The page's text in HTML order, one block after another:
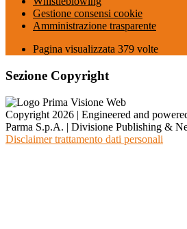
Gestione consensi cookie
Amministrazione trasparente
Pagina visualizzata 379 volte
Sezione Copyright
Copyright 2026 | Engineered and
Parma S.p.A. | Divisione Publishing &
Disclaimer trattamento dati personali